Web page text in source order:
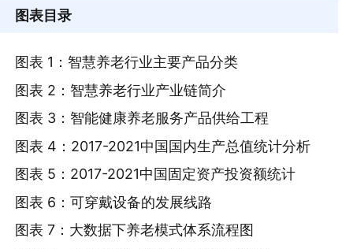
图表目录
图表 1：智慧养老行业主要产品分类
图表 2：智慧养老行业产业链简介
图表 3：智能健康养老服务产品供给工程
图表 4：2017-2021中国国内生产总值统计分析
图表 5：2017-2021中国固定资产投资额统计
图表 6：可穿戴设备的发展线路
图表 7：大数据下养老模式体系流程图